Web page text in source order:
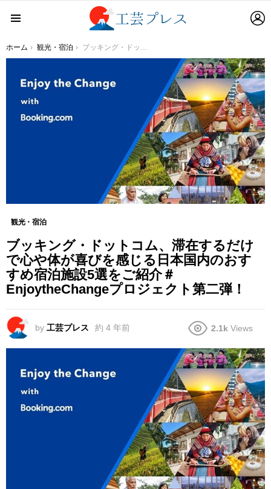
You are here:
ホーム 観光・宿泊 ブッキング・ドットコム、滞在するだけで心や体が喜びを感じる日本国内のおすすめ宿泊施設5選をご紹介＃EnjoytheChangeプロジェクト第二弾！
観光・宿泊
ブッキング・ドットコム、滞在するだけ
で心や体が喜びを感じる日本国内のおす
すめ宿泊施設5選をご紹介＃
EnjoytheChangeプロジェクト第二弾！
by 工芸プレス 約 4 年前 2.1k Views